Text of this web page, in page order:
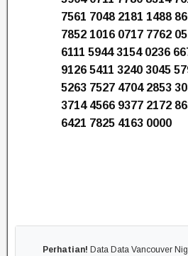
7561 7048 2181 1488
7852 1016 0717 7762
6111 5944 3154 0236
9126 5411 3240 3045
5263 7527 4704 2853
3714 4566 9377 2172
6421 7825 4163 0000
Perhatian! Data Data Vancouver